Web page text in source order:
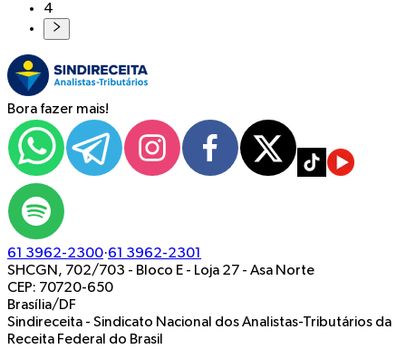
4
Bora fazer mais!
61 3962-2300·61 3962-2301
SHCGN, 702/703 - Bloco E - Loja 27 - Asa Norte
CEP: 70720-650
Brasília/DF
Sindireceita - Sindicato Nacional dos Analistas-Tributários da
Receita Federal do Brasil